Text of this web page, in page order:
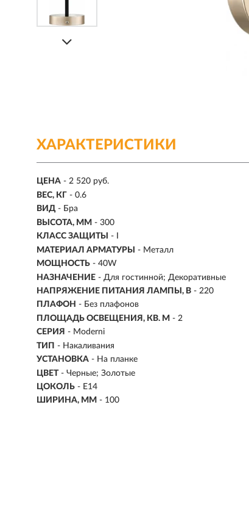
ХАРАКТЕРИСТИКИ
ЦЕНА - 2 520 руб.
ВЕС, КГ - 0.6
ВИД - Бра
ВЫСОТА, ММ - 300
КЛАСС ЗАЩИТЫ
- I
МАТЕРИАЛ АРМАТУРЫ
- Металл
МОЩНОСТЬ - 40W
НАЗНАЧЕНИЕ - Для гостинной; Декоративные
НАПРЯЖЕНИЕ ПИТАНИЯ ЛАМПЫ, В - 220
ПЛАФОН - Без плафонов
ПЛОЩАДЬ ОСВЕЩЕНИЯ, КВ. М - 2
СЕРИЯ - Moderni
ТИП - Накаливания
УСТАНОВКА - На планке
ЦВЕТ - Черные; Золотые
ЦОКОЛЬ - E14
ШИРИНА, ММ - 100